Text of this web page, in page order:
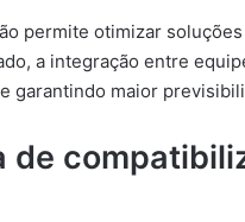
permite otimizar
a integração entre
garantindo maior
de